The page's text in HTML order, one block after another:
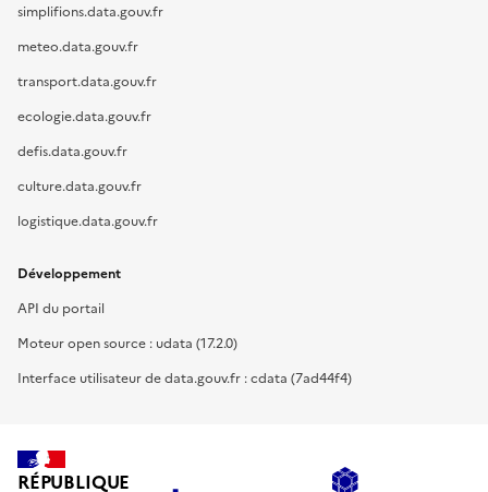
simplifions.data.gouv.fr
meteo.data.gouv.fr
transport.data.gouv.fr
ecologie.data.gouv.fr
defis.data.gouv.fr
culture.data.gouv.fr
logistique.data.gouv.fr
Développement
API du portail
Moteur open source : udata (17.2.0)
Interface utilisateur de data.gouv.fr : cdata (7ad44f4)
RÉPUBLIQUE